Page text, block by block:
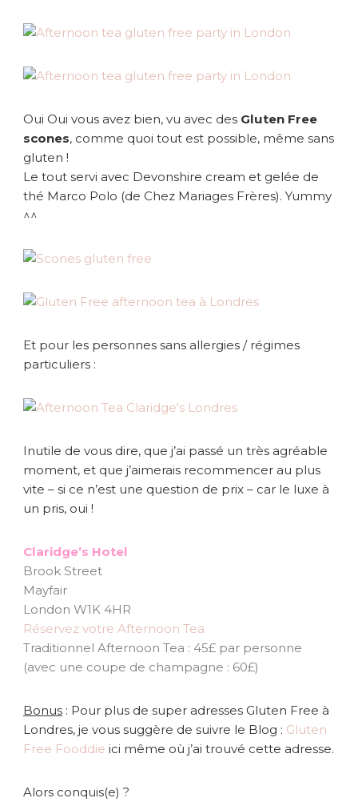
Oui Oui vous avez bien, vu avec des Gluten Free
scones, comme quoi tout est possible, même sans
gluten !
Le tout servi avec Devonshire cream et gelée de
thé Marco Polo (de Chez Mariages Frères). Yummy
^^
Et pour les personnes sans allergies / régimes
particuliers :
Inutile de vous dire, que j’ai passé un très agréable
moment, et que j’aimerais recommencer au plus
vite – si ce n’est une question de prix – car le luxe à
un pris, oui !
Claridge’s Hotel
Brook Street
Mayfair
London W1K 4HR
Réservez votre Afternoon Tea
Traditionnel Afternoon Tea : 45£ par personne
(avec une coupe de champagne : 60£)
Bonus : Pour plus de super adresses Gluten Free à
Londres, je vous suggère de suivre le Blog : Gluten
Free Fooddie ici même où j’ai trouvé cette adresse.
Alors conquis(e) ?